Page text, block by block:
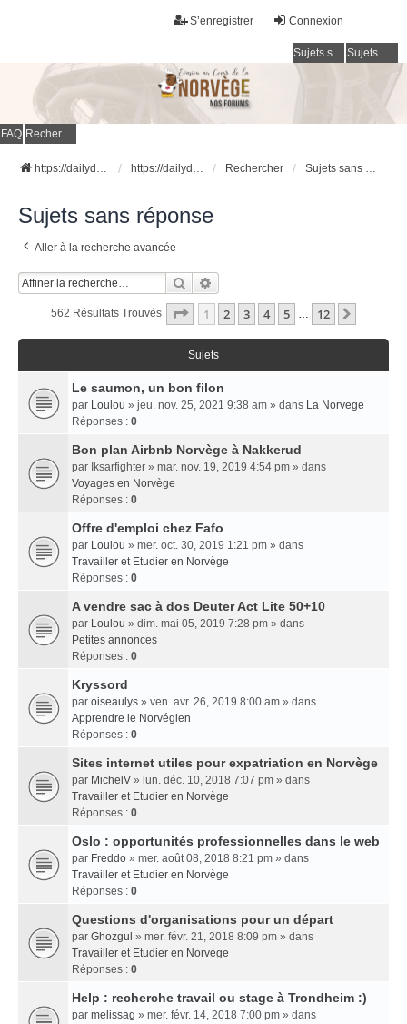
Connexion
S’enregistrer
Sujets sans réponse Sujets actifs
FAQ Rechercher
https://dailydigesthub.com https://dailydigesthub.com Rechercher Sujets sans réponse
Sujets sans réponse
Aller à la recherche avancée
Rechercher
562 Résultats Trouvés Page 1Sur
1 2 3 4 5 … 12
Sujets
Le saumon, un bon filon
par Loulou » jeu. nov. 25, 2021 9:38 am » dans La Norvege
Réponses : 0
Bon plan Airbnb Norvège à Nakkerud
par Iksarfighter » mar. nov. 19, 2019 4:54 pm » dans
Voyages en Norvège
Réponses : 0
Offre d'emploi chez Fafo
par Loulou » mer. oct. 30, 2019 1:21 pm » dans
Travailler et Etudier en Norvège
Réponses : 0
A vendre sac à dos Deuter Act Lite 50+10
par Loulou » dim. mai 05, 2019 7:28 pm » dans
Petites annonces
Réponses : 0
Kryssord
par oiseaulys » ven. avr. 26, 2019 8:00 am » dans
Apprendre le Norvégien
Réponses : 0
Sites internet utiles pour expatriation en Norvège
par MichelV » lun. déc. 10, 2018 7:07 pm » dans
Travailler et Etudier en Norvège
Réponses : 0
Oslo : opportunités professionnelles dans le web
par Freddo » mer. août 08, 2018 8:21 pm » dans
Travailler et Etudier en Norvège
Réponses : 0
Questions d'organisations pour un départ
par Ghozgul » mer. févr. 21, 2018 8:09 pm » dans
Travailler et Etudier en Norvège
Réponses : 0
Help : recherche travail ou stage à Trondheim :)
par melissag » mer. févr. 14, 2018 7:00 pm » dans